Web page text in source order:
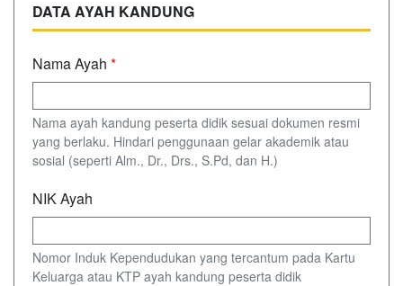
DATA AYAH KANDUNG
Nama Ayah *
Nama ayah kandung peserta didik sesuai dokumen resmi
yang berlaku. Hindari penggunaan gelar akademik atau
sosial (seperti Alm., Dr., Drs., S.Pd, dan H.)
NIK Ayah
Nomor Induk Kependudukan yang tercantum pada Kartu
Keluarga atau KTP ayah kandung peserta didik